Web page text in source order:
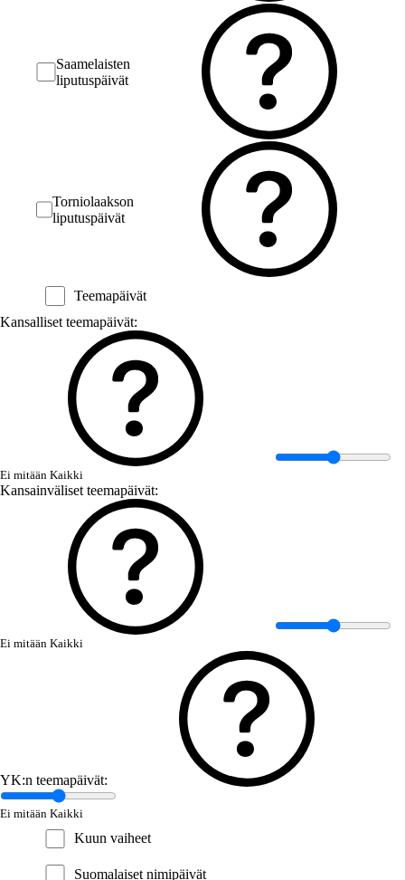
Saamelaisten
liputuspäivät
Torniolaakson
liputuspäivät
Teemapäivät
Kansalliset teemapäivät:
Ei mitään Kaikki
Kansainväliset teemapäivät:
Ei mitään Kaikki
YK:n teemapäivät:
Ei mitään Kaikki
Kuun vaiheet
Suomalaiset nimipäivät